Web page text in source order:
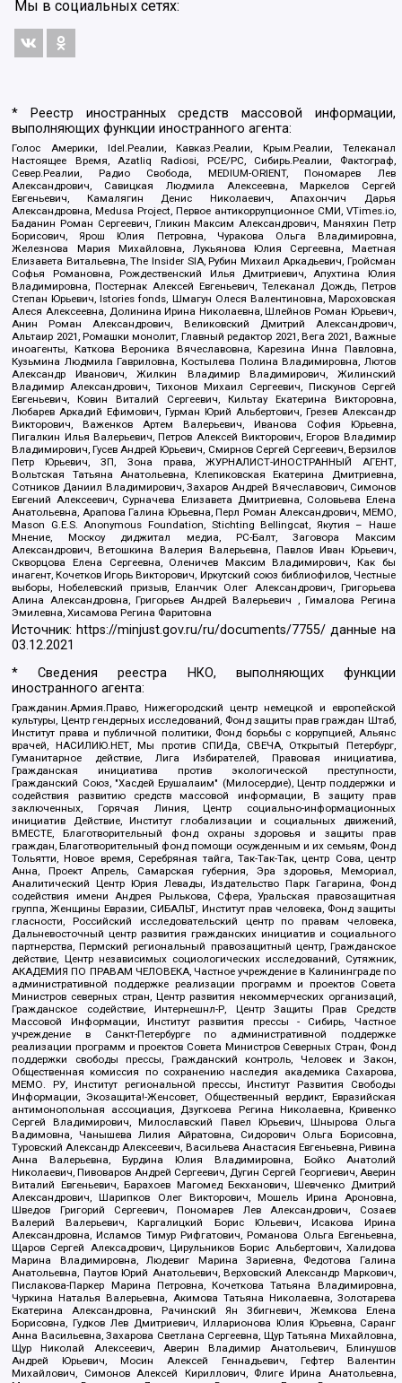
Мы в социальных сетях:
* Реестр иностранных средств массовой информации,
выполняющих функции иностранного агента:
Голос Америки, Idel.Реалии, Кавказ.Реалии, Крым.Реалии, Телеканал
Настоящее Время, Azatliq Radiosi, PCE/PC, Сибирь.Реалии, Фактограф,
Север.Реалии, Радио Свобода, MEDIUM-ORIENT, Пономарев Лев
Александрович, Савицкая Людмила Алексеевна, Маркелов Сергей
Евгеньевич, Камалягин Денис Николаевич, Апахончич Дарья
Александровна, Medusa Project, Первое антикоррупционное СМИ, VTimes.io,
Баданин Роман Сергеевич, Гликин Максим Александрович, Маняхин Петр
Борисович, Ярош Юлия Петровна, Чуракова Ольга Владимировна,
Железнова Мария Михайловна, Лукьянова Юлия Сергеевна, Маетная
Елизавета Витальевна, The Insider SIA, Рубин Михаил Аркадьевич, Гройсман
Софья Романовна, Рождественский Илья Дмитриевич, Апухтина Юлия
Владимировна, Постернак Алексей Евгеньевич, Телеканал Дождь, Петров
Степан Юрьевич, Istories fonds, Шмагун Олеся Валентиновна, Мароховская
Алеся Алексеевна, Долинина Ирина Николаевна, Шлейнов Роман Юрьевич,
Анин Роман Александрович, Великовский Дмитрий Александрович,
Альтаир 2021, Ромашки монолит, Главный редактор 2021, Вега 2021, Важные
иноагенты, Каткова Вероника Вячеславовна, Карезина Инна Павловна,
Кузьмина Людмила Гавриловна, Костылева Полина Владимировна, Лютов
Александр Иванович, Жилкин Владимир Владимирович, Жилинский
Владимир Александрович, Тихонов Михаил Сергеевич, Пискунов Сергей
Евгеньевич, Ковин Виталий Сергеевич, Кильтау Екатерина Викторовна,
Любарев Аркадий Ефимович, Гурман Юрий Альбертович, Грезев Александр
Викторович, Важенков Артем Валерьевич, Иванова София Юрьевна,
Пигалкин Илья Валерьевич, Петров Алексей Викторович, Егоров Владимир
Владимирович, Гусев Андрей Юрьевич, Смирнов Сергей Сергеевич, Верзилов
Петр Юрьевич, ЗП, Зона права, ЖУРНАЛИСТ-ИНОСТРАННЫЙ АГЕНТ,
Вольтская Татьяна Анатольевна, Клепиковская Екатерина Дмитриевна,
Сотников Даниил Владимирович, Захаров Андрей Вячеславович, Симонов
Евгений Алексеевич, Сурначева Елизавета Дмитриевна, Соловьева Елена
Анатольевна, Арапова Галина Юрьевна, Перл Роман Александрович, МЕМО,
Mason G.E.S. Anonymous Foundation, Stichting Bellingcat, Якутия – Наше
Мнение, Москоу диджитал медиа, РС-Балт, Заговора Максим
Александрович, Ветошкина Валерия Валерьевна, Павлов Иван Юрьевич,
Скворцова Елена Сергеевна, Оленичев Максим Владимирович, Как бы
инагент, Кочетков Игорь Викторович, Иркутский союз библиофилов, Честные
выборы, Нобелевский призыв, Еланчик Олег Александрович, Григорьева
Алина Александровна, Григорьев Андрей Валерьевич , Гималова Регина
Эмилевна, Хисамова Регина Фаритовна
Источник: https://minjust.gov.ru/ru/documents/7755/ данные на
03.12.2021
* Сведения реестра НКО, выполняющих функции
иностранного агента:
Гражданин.Армия.Право, Нижегородский центр немецкой и европейской
культуры, Центр гендерных исследований, Фонд защиты прав граждан Штаб,
Институт права и публичной политики, Фонд борьбы с коррупцией, Альянс
врачей, НАСИЛИЮ.НЕТ, Мы против СПИДа, СВЕЧА, Открытый Петербург,
Гуманитарное действие, Лига Избирателей, Правовая инициатива,
Гражданская инициатива против экологической преступности,
Гражданский Союз, "Хасдей Ерушалаим" (Милосердие), Центр поддержки и
содействия развитию средств массовой информации, В защиту прав
заключенных, Горячая Линия, Центр социально-информационных
инициатив Действие, Институт глобализации и социальных движений,
ВМЕСТЕ, Благотворительный фонд охраны здоровья и защиты прав
граждан, Благотворительный фонд помощи осужденным и их семьям, Фонд
Тольятти, Новое время, Серебряная тайга, Так-Так-Так, центр Сова, центр
Анна, Проект Апрель, Самарская губерния, Эра здоровья, Мемориал,
Аналитический Центр Юрия Левады, Издательство Парк Гагарина, Фонд
содействия имени Андрея Рылькова, Сфера, Уральская правозащитная
группа, Женщины Евразии, СИБАЛЬТ, Институт прав человека, Фонд защиты
гласности, Российский исследовательский центр по правам человека,
Дальневосточный центр развития гражданских инициатив и социального
партнерства, Пермский региональный правозащитный центр, Гражданское
действие, Центр независимых социологических исследований, Сутяжник,
АКАДЕМИЯ ПО ПРАВАМ ЧЕЛОВЕКА, Частное учреждение в Калининграде по
административной поддержке реализации программ и проектов Совета
Министров северных стран, Центр развития некоммерческих организаций,
Гражданское содействие, Интернешнл-Р, Центр Защиты Прав Средств
Массовой Информации, Институт развития прессы - Сибирь, Частное
учреждение в Санкт-Петербурге по административной поддержке
реализации программ и проектов Совета Министров Северных Стран, Фонд
поддержки свободы прессы, Гражданский контроль, Человек и Закон,
Общественная комиссия по сохранению наследия академика Сахарова,
МЕМО. РУ, Институт региональной прессы, Институт Развития Свободы
Информации, Экозащита!-Женсовет, Общественный вердикт, Евразийская
антимонопольная ассоциация, Дзугкоева Регина Николаевна, Кривенко
Сергей Владимирович, Милославский Павел Юрьевич, Шнырова Ольга
Вадимовна, Чанышева Лилия Айратовна, Сидорович Ольга Борисовна,
Туровский Александр Алексеевич, Васильева Анастасия Евгеньевна, Ривина
Анна Валерьевна, Бурдина Юлия Владимировна, Бойко Анатолий
Николаевич, Пивоваров Андрей Сергеевич, Дугин Сергей Георгиевич, Аверин
Виталий Евгеньевич, Барахоев Магомед Бекханович, Шевченко Дмитрий
Александрович, Шарипков Олег Викторович, Мошель Ирина Ароновна,
Шведов Григорий Сергеевич, Пономарев Лев Александрович, Созаев
Валерий Валерьевич, Каргалицкий Борис Юльевич, Исакова Ирина
Александровна, Исламов Тимур Рифгатович, Романова Ольга Евгеньевна,
Щаров Сергей Алексадрович, Цирульников Борис Альбертович, Халидова
Марина Владимировна, Людевиг Марина Зариевна, Федотова Галина
Анатольевна, Паутов Юрий Анатольевич, Верховский Александр Маркович,
Пислакова-Паркер Марина Петровна, Кочеткова Татьяна Владимировна,
Чуркина Наталья Валерьевна, Акимова Татьяна Николаевна, Золотарева
Екатерина Александровна, Рачинский Ян Збигневич, Жемкова Елена
Борисовна, Гудков Лев Дмитриевич, Илларионова Юлия Юрьевна, Саранг
Анна Васильевна, Захарова Светлана Сергеевна, Щур Татьяна Михайловна,
Щур Николай Алексеевич, Аверин Владимир Анатольевич, Блинушов
Андрей Юрьевич, Мосин Алексей Геннадьевич, Гефтер Валентин
Михайлович, Симонов Алексей Кириллович, Флиге Ирина Анатольевна,